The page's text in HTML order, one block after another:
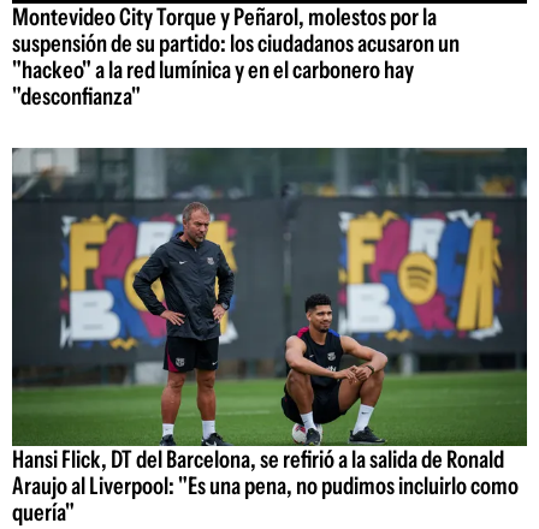
Montevideo City Torque y Peñarol, molestos por la
suspensión de su partido: los ciudadanos acusaron un
"hackeo" a la red lumínica y en el carbonero hay
"desconfianza"
Hansi Flick, DT del Barcelona, se refirió a la salida de Ronald
Araujo al Liverpool: "Es una pena, no pudimos incluirlo como
quería"